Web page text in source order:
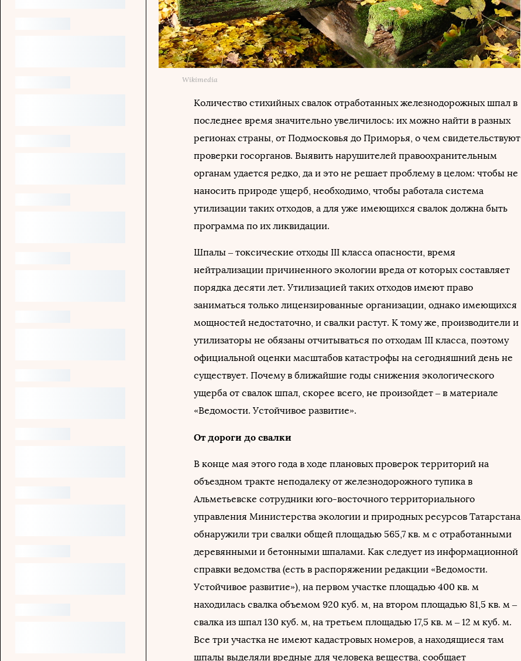
Wikimedia
Количество стихийных свалок отработанных железнодорожных шпал в
последнее время значительно увеличилось: их можно найти в разных
регионах страны, от Подмосковья до Приморья, о чем свидетельствуют
проверки госорганов. Выявить нарушителей правоохранительным
органам удается редко, да и это не решает проблему в целом: чтобы не
наносить природе ущерб, необходимо, чтобы работала система
утилизации таких отходов, а для уже имеющихся свалок должна быть
программа по их ликвидации.
Шпалы – токсические отходы III класса опасности, время
нейтрализации причиненного экологии вреда от которых составляет
порядка десяти лет. Утилизацией таких отходов имеют право
заниматься только лицензированные организации, однако имеющихся
мощностей недостаточно, и свалки растут. К тому же, производители и
утилизаторы не обязаны отчитываться по отходам III класса, поэтому
официальной оценки масштабов катастрофы на сегодняшний день не
существует. Почему в ближайшие годы снижения экологического
ущерба от свалок шпал, скорее всего, не произойдет – в материале
«Ведомости. Устойчивое развитие».
От дороги до свалки
В конце мая этого года в ходе плановых проверок территорий на
объездном тракте неподалеку от железнодорожного тупика в
Альметьевске сотрудники юго-восточного территориального
управления Министерства экологии и природных ресурсов Татарстана
обнаружили три свалки общей площадью 565,7 кв. м с отработанными
деревянными и бетонными шпалами. Как следует из информационной
справки ведомства (есть в распоряжении редакции «Ведомости.
Устойчивое развитие»), на первом участке площадью 400 кв. м
находилась свалка объемом 920 куб. м, на втором площадью 81,5 кв. м –
свалка из шпал 130 куб. м, на третьем площадью 17,5 кв. м – 12 м куб. м.
Все три участка не имеют кадастровых номеров, а находящиеся там
шпалы выделяли вредные для человека вещества, сообщает